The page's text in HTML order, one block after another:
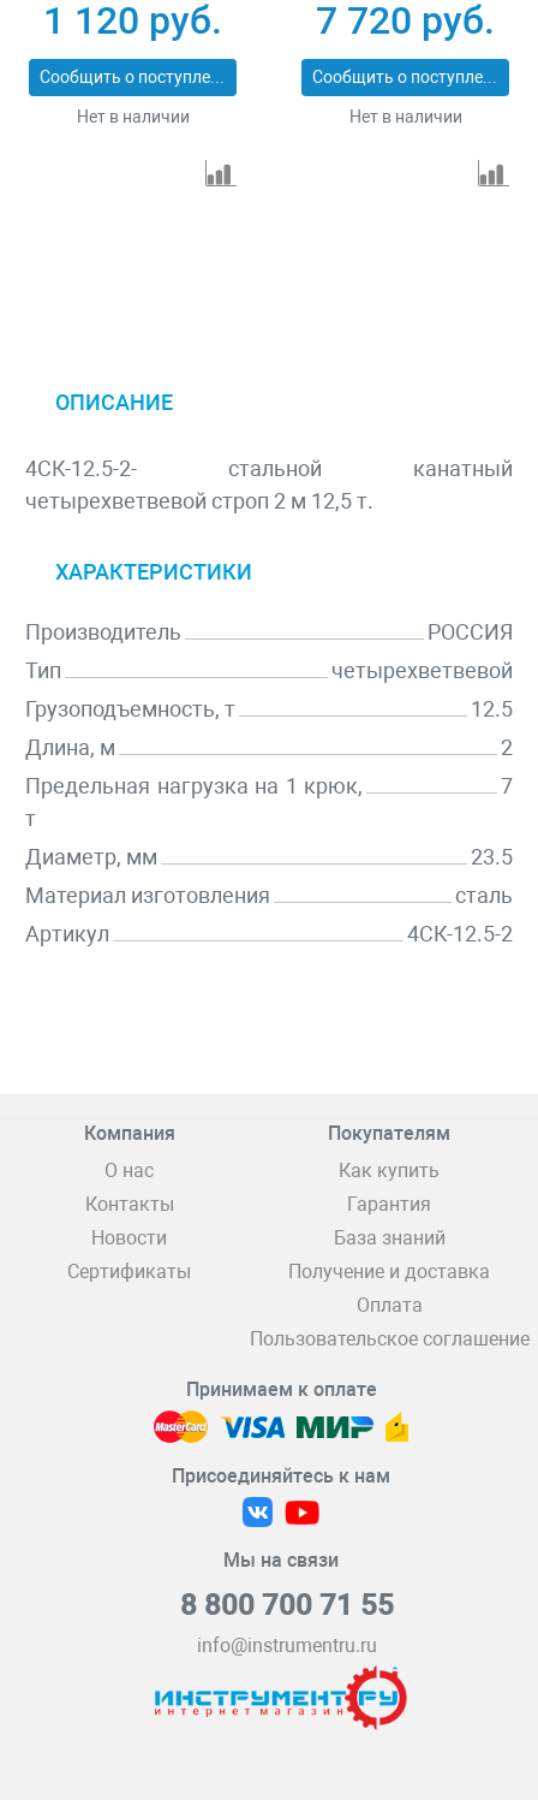
1 120 руб.
Сообщить о поступлении
Нет в наличии
7 720 руб.
Сообщить о поступлении
Нет в наличии
ОПИСАНИЕ
4СК-12.5-2- стальной канатный
четырехветвевой строп 2 м 12,5 т.
ХАРАКТЕРИСТИКИ
Производитель
РОССИЯ
Тип
четырехветвевой
Грузоподъемность, т
12.5
Длина, м
2
Предельная нагрузка на 1 крюк,
т
7
Диаметр, мм
23.5
Материал изготовления
сталь
Артикул
4СК-12.5-2
Компания
О нас
Контакты
Новости
Сертификаты
Покупателям
Как купить
Гарантия
База знаний
Получение и доставка
Оплата
Пользовательское соглашение
Принимаем к оплате
Присоединяйтесь к нам
Мы на связи
8 800 700 71 55
info@instrumentru.ru